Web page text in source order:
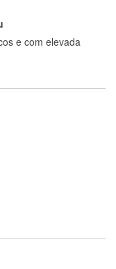
e com elevada
vieram muito
satisfeita com os
tem um tecido
a execução está
comprar na vossa
muito justo. A